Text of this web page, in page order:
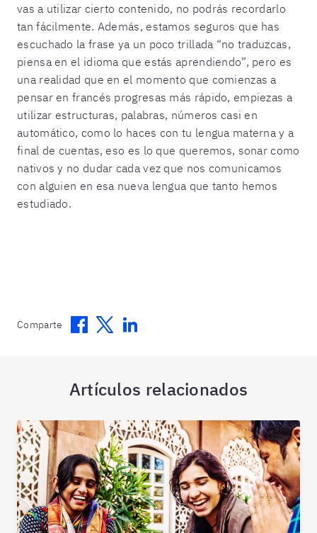
vas a utilizar cierto contenido, no podrás recordarlo
tan fácilmente. Además, estamos seguros que has
escuchado la frase ya un poco trillada “no traduzcas,
piensa en el idioma que estás aprendiendo”, pero es
una realidad que en el momento que comienzas a
pensar en francés progresas más rápido, empiezas a
utilizar estructuras, palabras, números casi en
automático, como lo haces con tu lengua materna y a
final de cuentas, eso es lo que queremos, sonar como
nativos y no dudar cada vez que nos comunicamos
con alguien en esa nueva lengua que tanto hemos
estudiado.
Comparte Facebook
TwitterLinkedin
Artículos relacionados